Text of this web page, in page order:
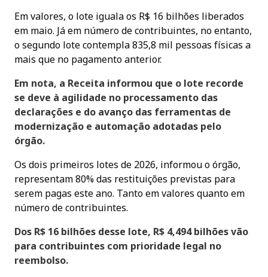
Em valores, o lote iguala os R$ 16 bilhões liberados
em maio. Já em número de contribuintes, no entanto,
o segundo lote contempla 835,8 mil pessoas físicas a
mais que no pagamento anterior.
Em nota, a Receita informou que o lote recorde
se deve à agilidade no processamento das
declarações e do avanço das ferramentas de
modernização e automação adotadas pelo
órgão.
Os dois primeiros lotes de 2026, informou o órgão,
representam 80% das restituições previstas para
serem pagas este ano. Tanto em valores quanto em
número de contribuintes.
Dos R$ 16 bilhões desse lote, R$ 4,494 bilhões vão
para contribuintes com prioridade legal no
reembolso.